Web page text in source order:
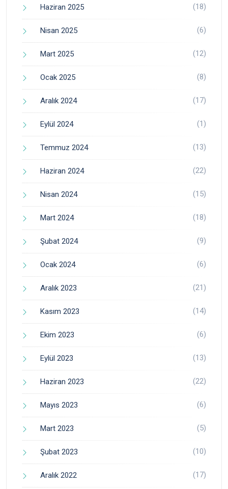
Haziran 2025 (18)
Nisan 2025 (6)
Mart 2025 (12)
Ocak 2025 (8)
Aralık 2024 (17)
Eylül 2024 (1)
Temmuz 2024 (13)
Haziran 2024 (22)
Nisan 2024 (15)
Mart 2024 (18)
Şubat 2024 (9)
Ocak 2024 (6)
Aralık 2023 (21)
Kasım 2023 (14)
Ekim 2023 (6)
Eylül 2023 (13)
Haziran 2023 (22)
Mayıs 2023 (6)
Mart 2023 (5)
Şubat 2023 (10)
Aralık 2022 (17)